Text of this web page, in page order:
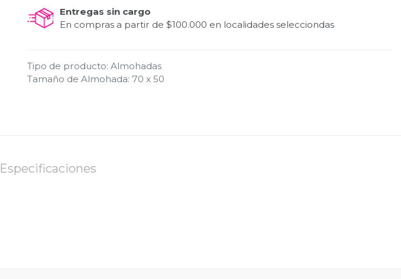
Entregas sin cargo
En compras a partir de $100.000 en localidades selecciondas
Tipo de producto: Almohadas
Tamaño de Almohada: 70 x 50
Especificaciones